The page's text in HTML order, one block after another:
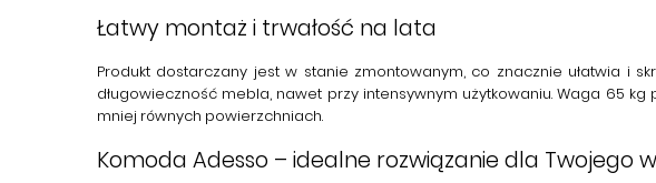
Łatwy montaż i trwałość na lata
Produkt dostarczany jest w stanie zmontowanym, co znacznie ułatwia i
długowieczność mebla, nawet przy intensywnym użytkowaniu. Waga 65
mniej równych powierzchniach.
Komoda Adesso – idealne rozwiązanie dla Twojego